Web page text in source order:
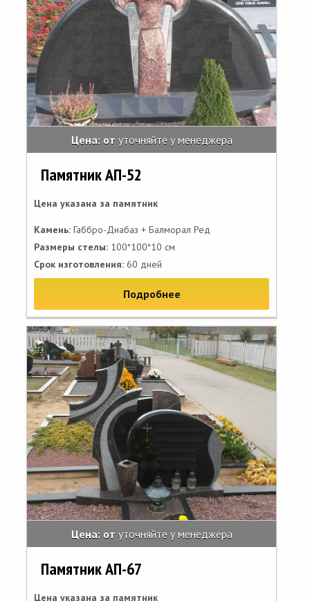
Цена: от уточняйте у менеджера
Памятник АП-52
Цена указана за памятник
Камень: Габбро-Диабаз + Балморал Ред
Размеры стелы: 100*100*10 см
Срок изготовления: 60 дней
Подробнее
Цена: от уточняйте у менеджера
Памятник АП-67
Цена указана за памятник